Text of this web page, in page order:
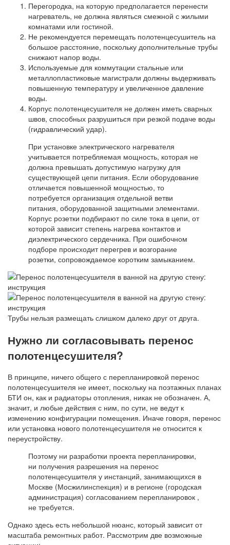
Перегородка, на которую предполагается перенести
нагреватель, не должна являться смежной с жилыми
комнатами или гостиной.
Не рекомендуется перемещать полотенцесушитель на
большое расстояние, поскольку дополнительные трубы
снижают напор воды.
Используемые для коммутации стальные или
металлопластиковые магистрали должны выдерживать
повышенную температуру и увеличенное давление
воды.
Корпус полотенцесушителя не должен иметь сварных
швов, способных разрушиться при резкой подаче воды
(гидравлический удар).
При установке электрического нагревателя
учитывается потребляемая мощность, которая не
должна превышать допустимую нагрузку для
существующей цепи питания. Если оборудование
отличается повышенной мощностью, то
потребуется организация отдельной ветви
питания, оборудованной защитными элементами.
Корпус розетки подбирают по силе тока в цепи, от
которой зависит степень нагрева контактов и
диэлектрического сердечника. При ошибочном
подборе происходит перегрев и возгорание
розетки, сопровождаемое коротким замыканием.
Трубы нельзя размещать слишком далеко друг от друга.
Нужно ли согласовывать перенос
полотенцесушителя?
В принципе, ничего общего с перепланировкой перенос
полотенцесушителя не имеет, поскольку на поэтажных планах
БТИ он, как и радиаторы отопления, никак не обозначен. А,
значит, и любые действия с ним, по сути, не ведут к
изменению конфигурации помещения. Иначе говоря, перенос
или установка нового полотенцесушителя не относится к
переустройству.
Поэтому ни разработки проекта перепланировки,
ни получения разрешения на перенос
полотенцесушителя у инстанций, занимающихся в
Москве (Мосжилинспекция) и в регионе (городская
администрация) согласованием перепланировок ,
не требуется.
Однако здесь есть небольшой нюанс, который зависит от
масштаба ремонтных работ. Рассмотрим две возможные